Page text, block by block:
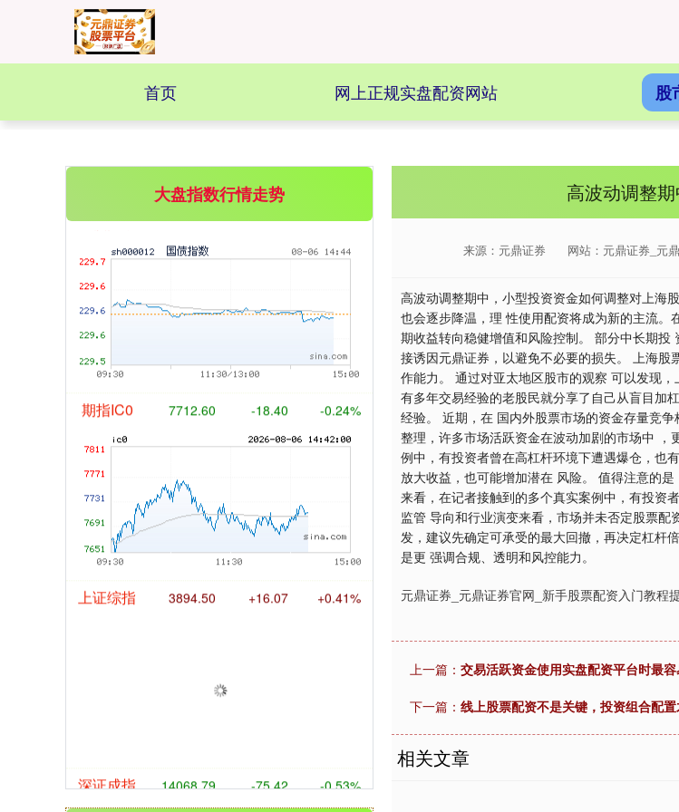
首页 网上正规实盘配资网站 股
高波动调整
来源：元鼎证券 网站：元鼎证券_元
高波动调整期中，小型投资资金如何调整对上海
也会逐步降温，理 性使用配资将成为新的主流
期收益转向稳健增值和风险控制。 部分中长期
接诱因元鼎证券，以避免不必要的损失。 上海
作能力。 通过对亚太地区股市的观察 可以发现
有多年交易经验的老股民就分享了自己从盲目加
经验。 近期，在 国内外股票市场的资金存量竞
整理，许多市场活跃资金在波动加剧的市场中
例中，有投资者曾在高杠杆环境下遭遇爆仓，也
放大收益，也可能增加潜在 风险。 值得注意的
来看，在记者接触到的多个真实案例中，有投资
监管 导向和行业演变来看，市场并未否定股票
发，建议先确定可承受的最大回撤，再决定杠杆
是更 强调合规、透明和风控能力。
元鼎证券_元鼎证券官网_新手股票配资入门教程
上一篇： 交易活跃资金使用实盘配资平台时最
下一篇： 线上股票配资不是关键，投资组合配
相关文章
大盘指数行情走势
基金指数
深证成指 14068.79 -75.42 -0.53%